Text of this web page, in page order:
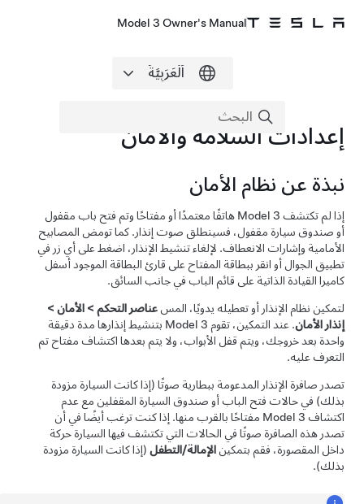
Model 3 Owner's Manual
إعدادات السلامة والأمان
نبذة عن نظام الأمان
إذا لم تكتشفModel 3هاتفًا معتمدًا أو مفتاحًا وتم فتح باب مقفول
أو صندوق سيارة مقفول، فسينطلق صوت إنذار. كما تومض المصابيح
الأمامية وإشارات الانعطاف. لإلغاء تنشيط الإنذار، اضغط على أي زر في
تطبيق الجوال أو انقر ببطاقة المفتاح على قارئ البطاقة الموجودأسفل
كاميراالقيادة الذاتيةعلى قائم الباب في جانب السائق.
لتمكين نظام الإنذار أو تعطيله يدويًا، المسعناصر التحكم>الأمان>
إنذار الأمان. عند التمكين، تقومModel 3بتنشيط إنذارها مدة دقيقة
واحدة بعد خروجك، ويتم قفل الأبواب، ولا يتم بعدها اكتشاف مفتاح تم
التعرف عليه.
تصدر صافرة الإنذار المدعومة ببطارية صوتًا (إذا كانت السيارة مزودة
بذلك) في حالات فتح الباب أو صندوق السيارة المقفلين مع عدم
اكتشافModel 3مفتاحًا بالقرب منها.إذا كنت ترغب أيضًا في أن
تصدر هذه الصافرة صوتًا في الحالات التي تكتشف فيها السيارة حركة
داخل المقصورة، فقم بتمكينالإمالة/التطفل(إذا كانت السيارة مزودة
بذلك).